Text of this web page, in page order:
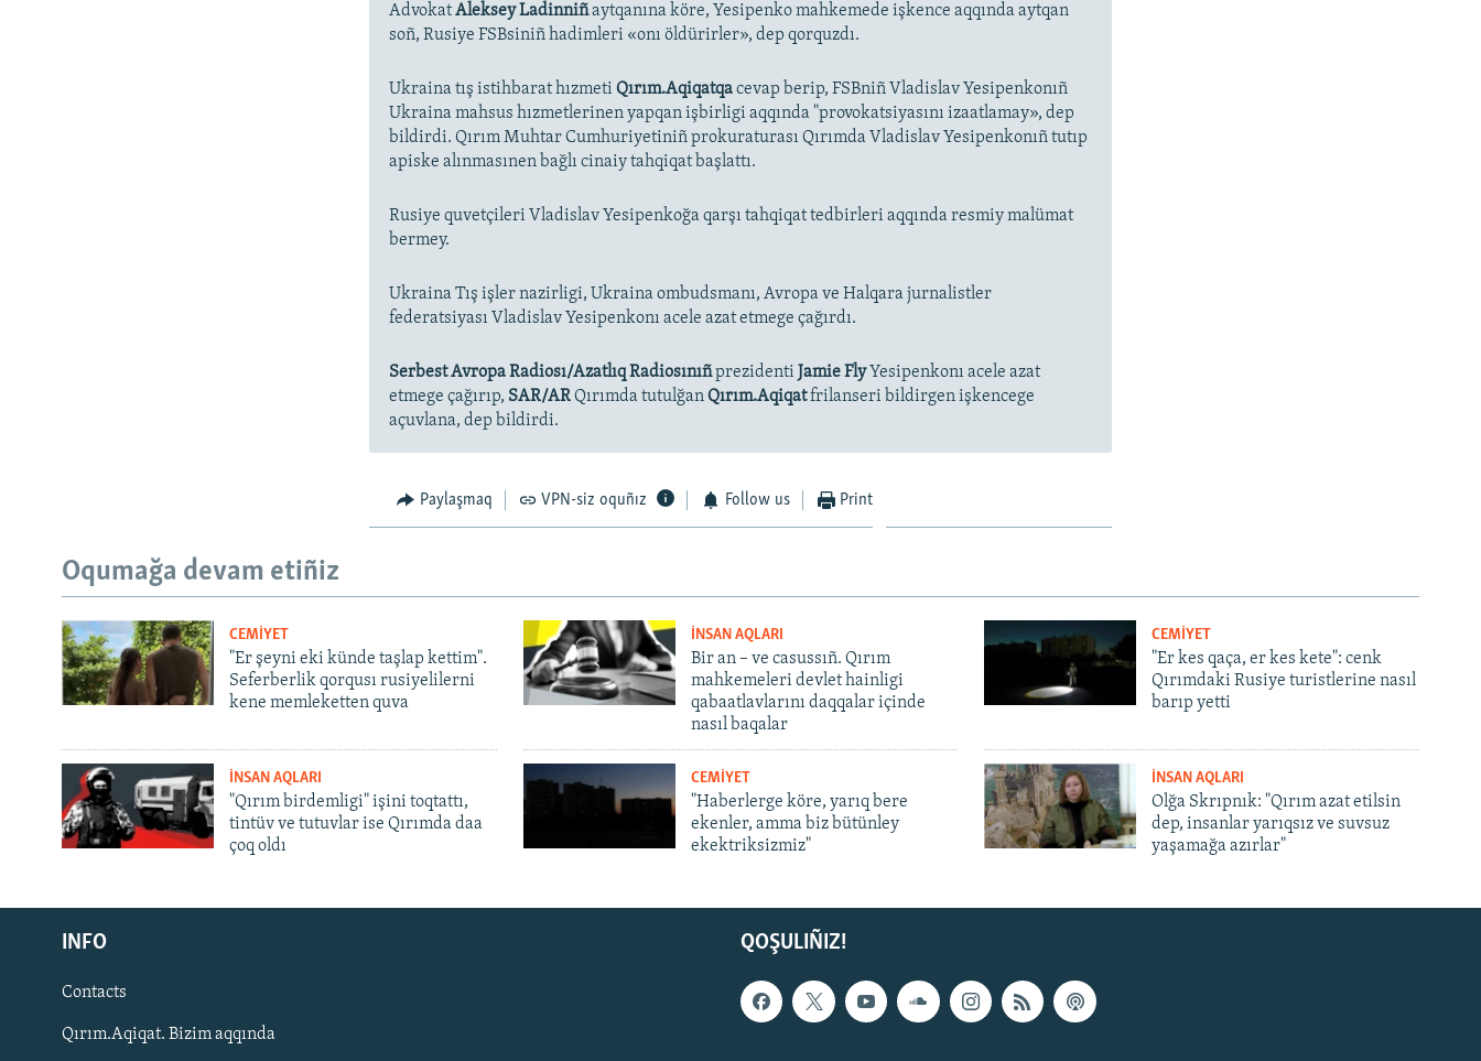
Русский
Українською
QOŞULIÑIZ!
AdvokatAleksey Ladinniñaytqanına köre, Yesipenko mahkemede işkence aqqında aytqan
soñ, Rusiye FSBsiniñ hadimleri «onı öldürirler», dep qorquzdı.
Ukraina tış istihbarat hızmetiQırım.Aqiqatqacevap berip, FSBniñ Vladislav Yesipenkonıñ
Ukraina mahsus hızmetlerinen yapqan işbirligi aqqında "provokatsiyasını izaatlamay», dep
bildirdi. Qırım Muhtar Cumhuriyetiniñ prokuraturası Qırımda Vladislav Yesipenkonıñ tutıp
apiske alınmasınen bağlı cinaiy tahqiqat başlattı.
Rusiye quvetçileri Vladislav Yesipenkoğa qarşı tahqiqat tedbirleri aqqında resmiy malümat
bermey.
Ukraina Tış işler nazirligi, Ukraina ombudsmanı, Avropa ve Halqara jurnalistler
federatsiyası Vladislav Yesipenkonı acele azat etmege çağırdı.
Serbest Avropa Radiosı/Azatlıq RadiosınıñprezidentiJamie FlyYesipenkonı acele azat
etmege çağırıp, SAR/ARQırımda tutulğanQırım.Aqiqatfrilanseri bildirgen işkencege
açuvlana, dep bildirdi.
Paylaşmaq VPN-siz oquñız Follow us Print
Oqumağa devam etiñiz
CEMİYET
"Er şeyni eki künde taşlap kettim".
Seferberlik qorqusı rusiyelilerni
kene memleketten quva
İNSAN AQLARI
Bir an – ve casussıñ. Qırım
mahkemeleri devlet hainligi
qabaatlavlarını daqqalar içinde
nasıl baqalar
CEMİYET
"Er kes qaça, er kes kete": cenk
Qırımdaki Rusiye turistlerine nasıl
barıp yetti
İNSAN AQLARI
"Qırım birdemligi" işini toqtattı,
tintüv ve tutuvlar ise Qırımda daa
çoq oldı
CEMİYET
"Haberlerge köre, yarıq bere
ekenler, amma biz bütünley
ekektriksizmiz"
İNSAN AQLARI
Olğa Skrıpnık: "Qırım azat etilsin
dep, insanlar yarıqsız ve suvsuz
yaşamağa azırlar"
QOŞULIÑIZ!
INFO
Contacts
Qırım.Aqiqat. Bizim aqqında